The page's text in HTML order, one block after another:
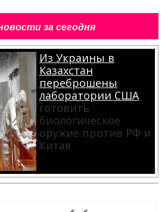
за сегодня
Из Украины в
Казахстан
переброшены
лаборатории США
готовить
биологическое
оружие против РФ и
Китая